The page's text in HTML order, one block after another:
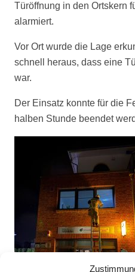
Türöffnung in den Ortskern
alarmiert.
Vor Ort wurde die Lage
schnell heraus, dass eine
war.
Der Einsatz konnte für die
halben Stunde beendet